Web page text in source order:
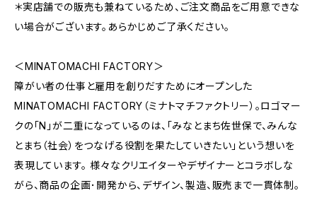
＊実店舗での販売も兼ねているため、ご注文商品をご用意できな
い場合がございます。あらかじめご了承ください。
＜MINATOMACHI FACTORY＞
障がい者の仕事と雇用を創りだすためにオープンした
MINATOMACHI FACTORY（ミナトマチファクトリー）。ロゴマー
クの「N」が二重になっているのは、「みなとまち佐世保で、みんな
とまち（社会）をつなげる役割を果たしていきたい」という想いを
表現しています。 様々なクリエイターやデザイナーとコラボしな
がら、商品の企画･開発から、デザイン、製造、販売まで一貫体制。